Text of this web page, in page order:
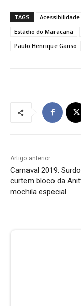
TAGS Acessibilidade
Estádio do Maracanã
Paulo Henrique Ganso
Artigo anterior
Carnaval 2019:
curtem bloco da
mochila especial